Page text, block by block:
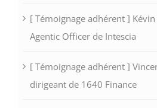
[ Témoignage adhérent ]
Agentic Officer de Intescia
[ Témoignage adhérent ]
dirigeant de 1640 Finance